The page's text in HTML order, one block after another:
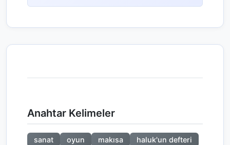
Anahtar Kelimeler
sanat oyun makısa
haluk'un defteri